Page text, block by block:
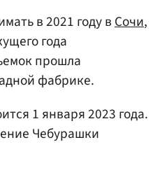
в 2021 году вСочи,
года
прошла
фабрике.
1 января 2023 года.
Чебурашки